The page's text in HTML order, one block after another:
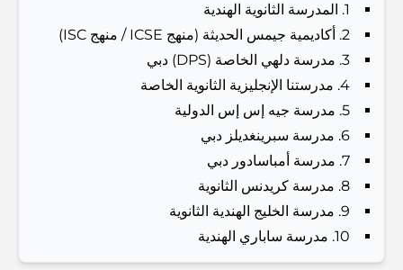
أشياء يمكنك القيام بها في دبي خلال فصل الصيف: دليلك الأمثل
للتغلب على الحرارة
أفضل الهدايا الفاخرة للرجال: أفكار هدايا مميزة وخالدة
Best Hotels in Business Bay, Dubai: Your Ultimate
Guide
المدارس القريبة من نخلة جميرا: دليل شامل للعائلات
1. المدرسة الثانوية الهندية
2. أكاديمية جيمس الحديثة (منهج ICSE / منهج ISC)
3. مدرسة دلهي الخاصة (DPS) دبي
4. مدرستنا الإنجليزية الثانوية الخاصة
5. مدرسة جيه إس إس الدولية
6. مدرسة سبرينغديلز دبي
7. مدرسة أمباسادور دبي
8. مدرسة كريدنس الثانوية
9. مدرسة الخليج الهندية الثانوية
10. مدرسة ساباري الهندية